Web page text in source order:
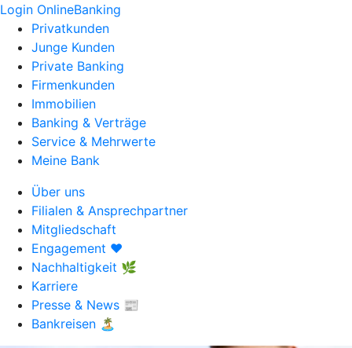
Login OnlineBanking
Privatkunden
Junge Kunden
Private Banking
Firmenkunden
Immobilien
Banking & Verträge
Service & Mehrwerte
Meine Bank
Über uns
Filialen & Ansprechpartner
Mitgliedschaft
Engagement ❤️
Nachhaltigkeit 🌿
Karriere
Presse & News 📰
Bankreisen 🏝️